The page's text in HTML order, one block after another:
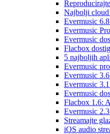
Najbolji cloud
Evermusic
Evermusic
Evermusic
Flacbox
5 najboljih
Evermusic
Evermusic
Evermusic
Evermusic
Flacbox 1.6:
Evermusic
Streamajte
iOS audio